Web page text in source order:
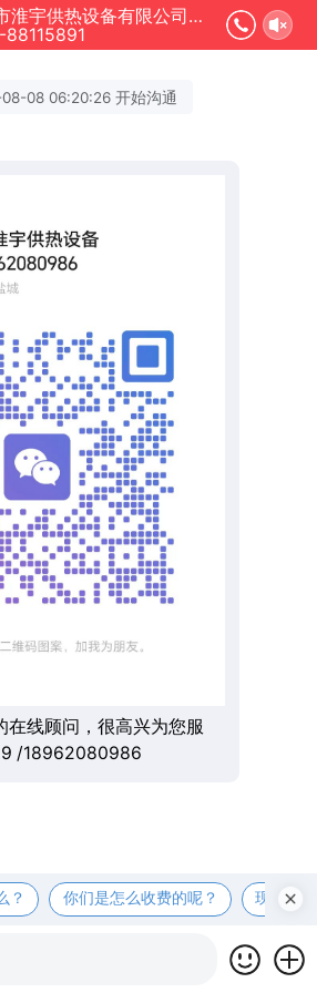
盐城市淮宇供热设备有限公司正在为您服务
88115891
08 06:20:26 开始沟通
在线顾问，很高兴为您服
/18962080986
？ 你们是怎么收费的呢？ 现在有